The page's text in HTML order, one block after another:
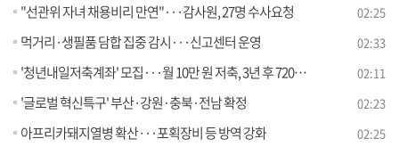
"선관위 자녀 채용비리 만연"···감사원, 27명 수사요청 02:25
먹거리·생필품 담합 집중 감시···신고센터 운영 02:33
'청년내일저축계좌' 모집···월 10만 원 저축, 3년 후 720만 원 02:11
'글로벌 혁신특구' 부산·강원·충북·전남 확정 02:23
아프리카돼지열병 확산···포획장비 등 방역 강화 02:25